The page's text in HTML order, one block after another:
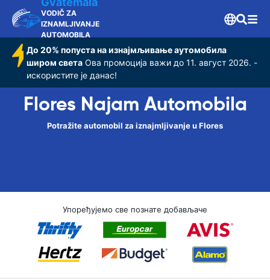
VODIČ ZA
IZNAMLJIVANJE
AUTOMOBILA
До 20% попуста на изнајмљивање аутомобила
широм света Ова промоција важи до 11. август 2026. -
искористите је данас!
Flores Najam Automobila
Potražite automobil za iznajmljivanje u Flores
Упоређујемо све познате добављаче